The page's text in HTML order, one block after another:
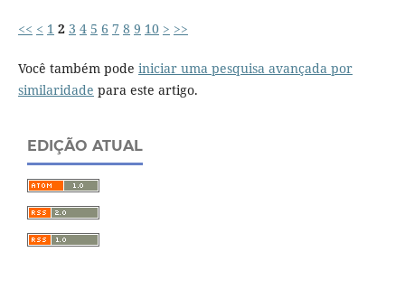
<< < 1 2 3 4 5 6 7 8 9 10 > >>
Você também pode iniciar uma pesquisa avançada por
similaridade para este artigo.
EDIÇÃO ATUAL